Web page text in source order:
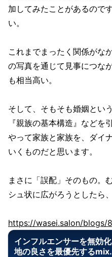
加してみたことがあるので
い。
これまでまったく関係がな
の写真を通じて見事につな
も相当高い。
そして、そもそも婚姻とい
『親族の基本構造』などを
やって家族と家族を、ダイ
いくものだと思います。
まさに「誤配」そのもの。
シュ状に広がろうとしたら
https://wasei.salon/blogs/
インフルエンサーを無効
地の良さを最優先する